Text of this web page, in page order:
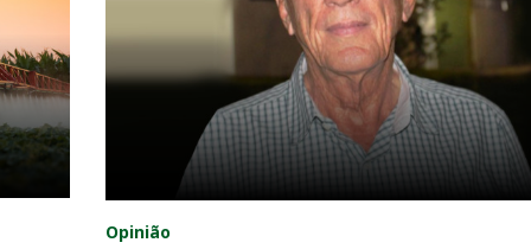
Opinião